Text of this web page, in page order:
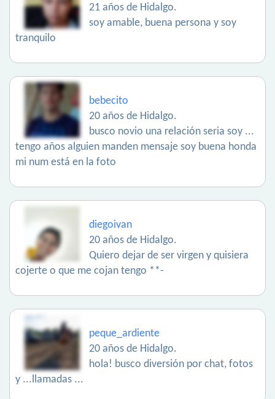
21 años de Hidalgo.
soy amable, buena persona y soy
tranquilo
bebecito
20 años de Hidalgo.
busco novio una relación seria soy ...
tengo años alguien manden mensaje soy buena honda
mi num está en la foto
diegoivan
20 años de Hidalgo.
Quiero dejar de ser virgen y quisiera
cojerte o que me cojan tengo **-
peque_ardiente
20 años de Hidalgo.
hola! busco diversión por chat, fotos
y ...llamadas ...